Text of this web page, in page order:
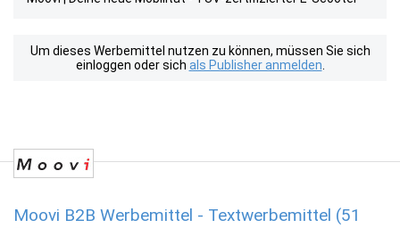
Um dieses Werbemittel nutzen zu können, müssen Sie sich
einloggen oder sich als Publisher anmelden
Moovi B2B Werbemittel - Textwerbemittel (51